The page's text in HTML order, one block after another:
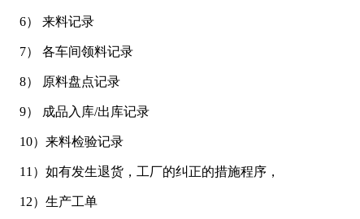
6） 来料记录
7） 各车间领料记录
8） 原料盘点记录
9） 成品入库/出库记录
10）来料检验记录
11）如有发生退货，工厂的纠正的措施程序，
12）生产工单